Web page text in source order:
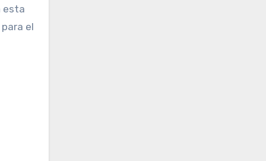
esta
el